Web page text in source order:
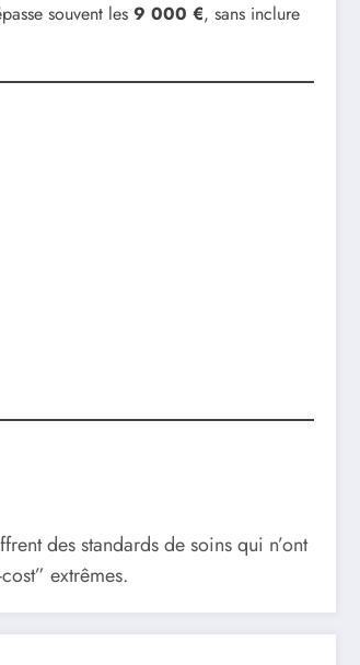
souvent les 9 000 €, sans inclure
des standards de soins qui n’ont
extrêmes.